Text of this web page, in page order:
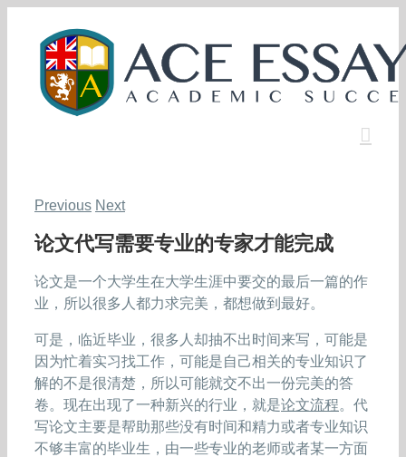
content
Previous Next
论文代写需要专业的专家才能完成
论文是一个大学生在大学生涯中要交的最后一篇的作
业，所以很多人都力求完美，都想做到最好。
可是，临近毕业，很多人却抽不出时间来写，可能是
因为忙着实习找工作，可能是自己相关的专业知识了
解的不是很清楚，所以可能就交不出一份完美的答
卷。现在出现了一种新兴的行业，就是论文流程。代
写论文主要是帮助那些没有时间和精力或者专业知识
不够丰富的毕业生，由一些专业的老师或者某一方面